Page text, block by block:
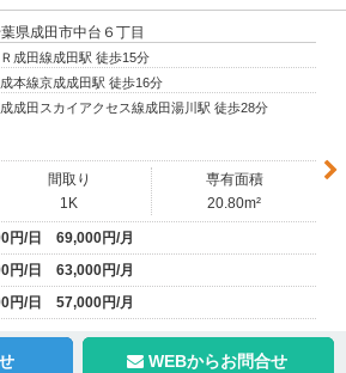
県成田市中台６丁目
Ｒ成田線成田駅 徒歩15分
本線京成成田駅 徒歩16分
成田スカイアクセス線成田湯川駅 徒歩28分
間取り
1K
専有面積
20.80m²
円/日 69,000円/月
円/日 63,000円/月
円/日 57,000円/月
WEBからお問合せ